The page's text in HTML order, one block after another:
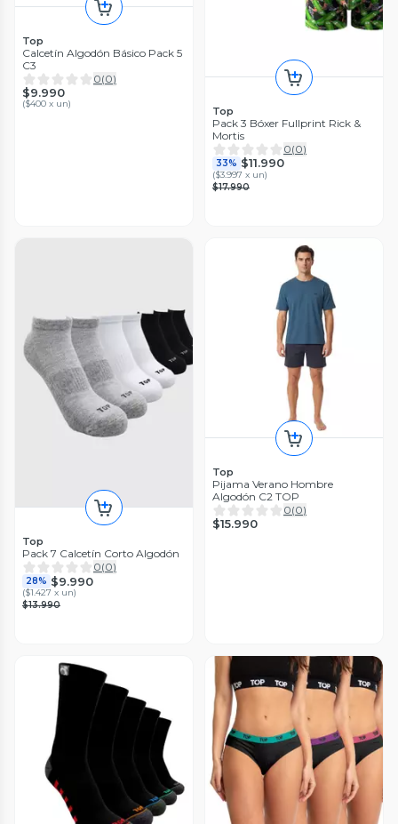
Top
Calcetín Algodón Básico Pack 5
C3
0(0)
$9.990
($400 x un)
Top
Pack 3 Bóxer Fullprint Rick &
Mortis
0(0)
33% $11.990
($3.997 x un)
$17.990
Top
Pack 7 Calcetín Corto Algodón
0(0)
28% $9.990
($1.427 x un)
$13.990
Top
Pijama Verano Hombre
Algodón C2 TOP
0(0)
$15.990